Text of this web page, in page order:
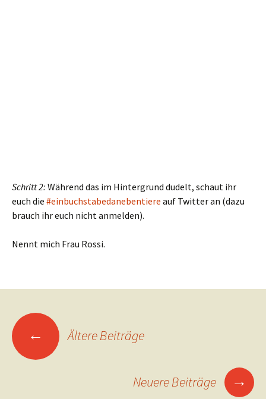
Schritt 2: Während das im Hintergrund dudelt, schaut ihr
euch die #einbuchstabedanebentiere auf Twitter an (dazu
brauch ihr euch nicht anmelden).
Nennt mich Frau Rossi.
Beitragsnavigation
← Ältere Beiträge
Neuere Beiträge →